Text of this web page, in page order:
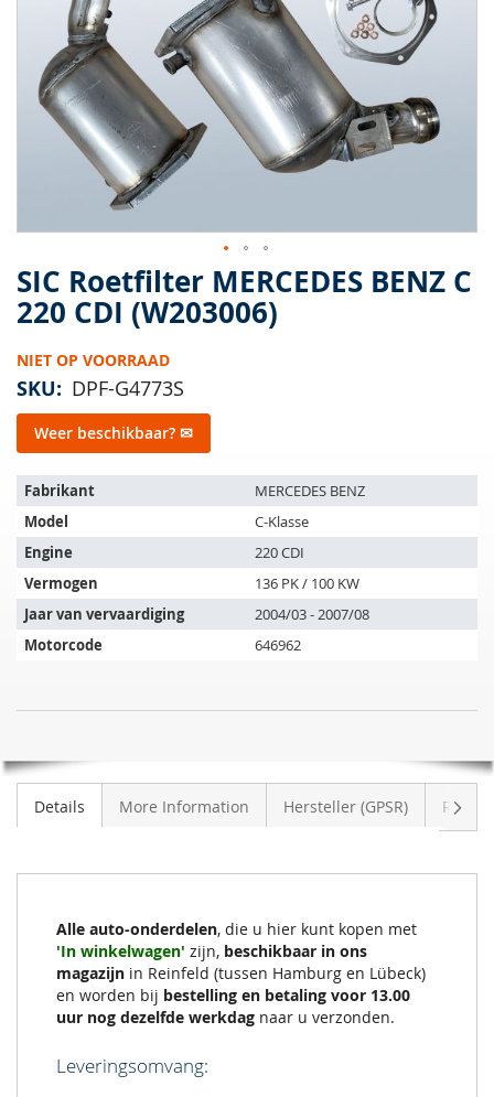
SIC Roetfilter MERCEDES BENZ C
220 CDI (W203006)
NIET OP VOORRAAD
SKU DPF-G4773S
Weer beschikbaar? ✉
Het
artikel
past
op
de
volgende
voertuigen:
Fabrikant
MERCEDES BENZ
Model
C-Klasse
Engine
220 CDI
Vermogen
136 PK / 100 KW
Jaar van vervaardiging
2004/03 - 2007/08
Motorcode
646962
MERCEDES
BENZ
VOORRAAD
afbeeldingen-
gallerij
Ga
naar
het
van
de
gallerij
Details More Information Hersteller (GPSR)
Alle auto-onderdelen, die u hier kunt kopen met
'In winkelwagen' zijn, beschikbaar in ons
magazijn in Reinfeld (tussen Hamburg en Lübeck)
en worden bij bestelling en betaling voor 13.00
uur nog dezelfde werkdag naar u verzonden.
Leveringsomvang: